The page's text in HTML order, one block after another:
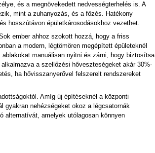
és a megnövekedett nedvességterhelés is. A
mint a zuhanyozás, és a főzés. Hatékony
hosszútávon épületkárosodásokhoz vezethet.
ember ahhoz szokott hozzá, hogy a friss
a modern, légtömören megépített épületeknél
manuálisan nyitni és zárni, hogy biztosítsa
a szellőzési hőveszteségeket akár 30%-
ha hővisszanyerővel felszerelt rendszereket
Amíg új építéseknél a központi
gyakran nehézségeket okoz a légcsatornák
alternatívát, amelyek utólagosan könnyen